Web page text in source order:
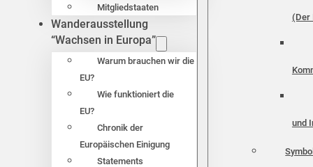
Mitgliedstaaten
Wanderausstellung
“Wachsen in Europa”
Warum brauchen wir die
EU?
Wie funktioniert die
EU?
Chronik der
Europäischen Einigung
Statements
(Der
und